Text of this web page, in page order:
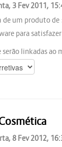
3 Fev 2011,
um produto
para satisfazer
linkadas ao
8 Fev 2012,